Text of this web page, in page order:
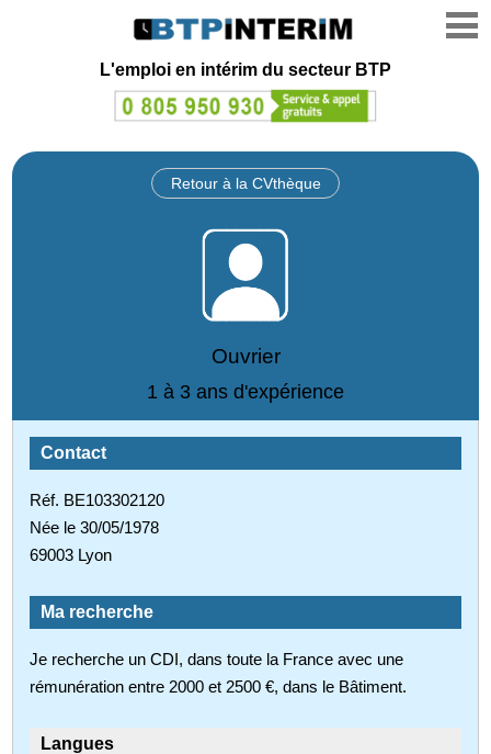
L'emploi en intérim du secteur BTP
Retour à la CVthèque
Ouvrier
1 à 3 ans d'expérience
Contact
Réf. BE103302120
Née le 30/05/1978
69003 Lyon
Ma recherche
Je recherche un CDI, dans toute la France avec une
rémunération entre 2000 et 2500 €, dans le Bâtiment.
Langues